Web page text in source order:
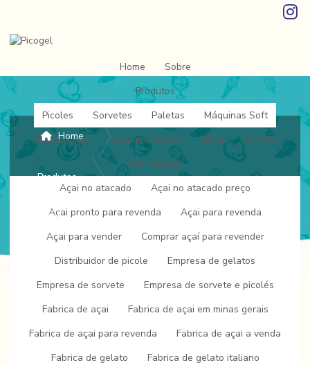
Home
Sobre
Produtos
Picoles
Sorvetes Paletas
Máquinas Soft
Nossas Lojas
Seja um Parceiro Blog
Contato
Informações
Açai no atacado
Açai no atacado preço
Açai pronto para revenda
Açai para revenda
Açai para vender
Comprar açaí para revender
Distribuidor de picole
Empresa de gelatos
Empresa de sorvete
Empresa de sorvete e picolés
Fabrica de açai
Fabrica de açai em minas gerais
Fabrica de açai para revenda
Fabrica de açai a venda
Fabrica de gelato
Fabrica de gelato italiano
Home
Produtos
Paletas
Paletas